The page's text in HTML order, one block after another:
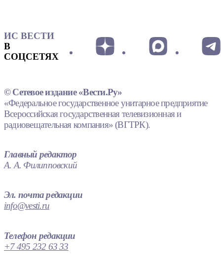
ИС ВЕСТИ
В
СОЦСЕТЯХ
© Сетевое издание «Вести.Ру»
«Федеральное государственное унитарное предприятие
Всероссийская государственная телевизионная и
радиовещательная компания» (ВГТРК).
Главный редактор
А. А. Филипповский
Эл. почта редакции
info@vesti.ru
Телефон редакции
+7 495 232 63 33